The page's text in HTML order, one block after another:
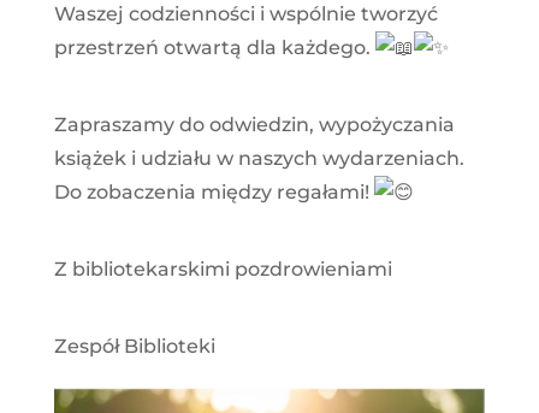
Waszej codzienności i wspólnie tworzyć
przestrzeń otwartą dla każdego.
Zapraszamy do odwiedzin, wypożyczania
książek i udziału w naszych wydarzeniach.
Do zobaczenia między regałami!
Z bibliotekarskimi pozdrowieniami
Zespół Biblioteki